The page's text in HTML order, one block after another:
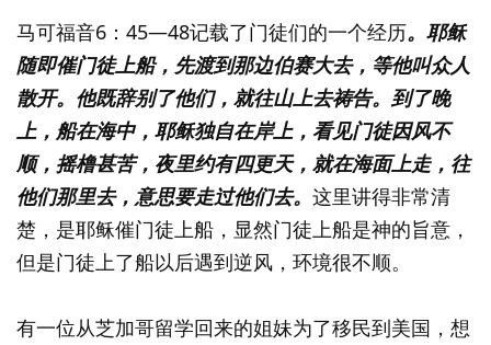
马可福音6：45—48记载了门徒们的一个经历。耶稣
随即催门徒上船，先渡到那边伯赛大去，等他叫众人
散开。他既辞别了他们，就往山上去祷告。到了晚
上，船在海中，耶稣独自在岸上，看见门徒因风不
顺，摇橹甚苦，夜里约有四更天，就在海面上走，往
他们那里去，意思要走过他们去。 这里讲得非常清
楚，是耶稣催门徒上船，显然门徒上船是神的旨意，
但是门徒上了船以后遇到逆风，环境很不顺。
有一位从芝加哥留学回来的姐妹为了移民到美国，想